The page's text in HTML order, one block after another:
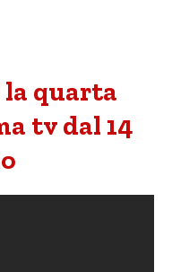
la quarta
tv dal 14